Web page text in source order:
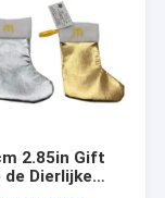
2.85in Gift
de Dierlijke